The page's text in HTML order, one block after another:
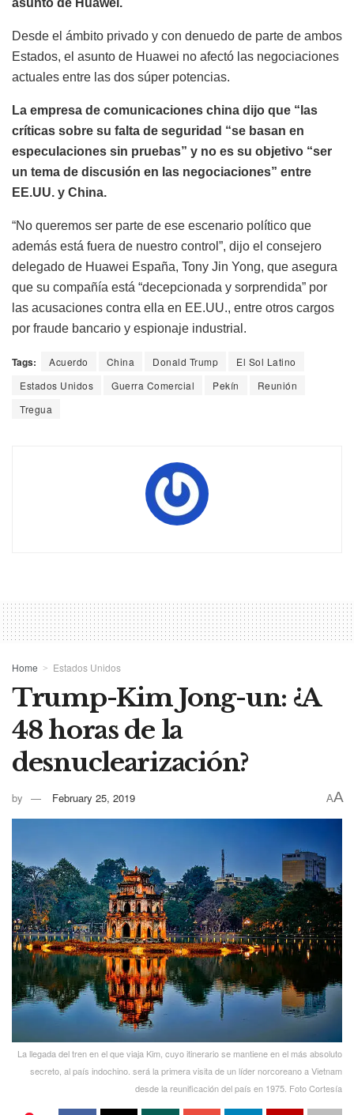
Desde el ámbito privado y con denuedo de parte de ambos
Estados, el asunto de Huawei no afectó las negociaciones
actuales entre las dos súper potencias.
La empresa de comunicaciones china dijo que “las
críticas sobre su falta de seguridad “se basan en
especulaciones sin pruebas” y no es su objetivo “ser
un tema de discusión en las negociaciones” entre
EE.UU. y China.
“No queremos ser parte de ese escenario político que
además está fuera de nuestro control”, dijo el consejero
delegado de Huawei España, Tony Jin Yong, que asegura
que su compañía está “decepcionada y sorprendida” por
las acusaciones contra ella en EE.UU., entre otros cargos
por fraude bancario y espionaje industrial.
Tags: Acuerdo China Donald Trump
El Sol Latino
Estados Unidos
Guerra Comercial Pekín
Reunión
Tregua
Home Estados Unidos
Trump-Kim Jong-un: ¿A
48 horas de la
desnuclearización?
by February 25, 2019 AA
La llegada del tren en el que viaja Kim, cuyo itinerario se mantiene en el más absoluto
secreto, al país indochino. será la primera visita de un líder norcoreano a Vietnam
desde la reunificación del país en 1975. Foto Cortesía